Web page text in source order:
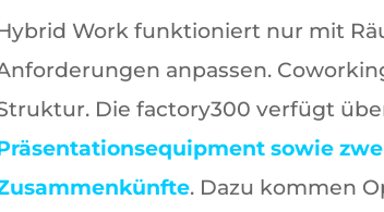
Work funktioniert nur mit
anpassen.
Die factory300 verfügt
sowie
. Dazu kommen